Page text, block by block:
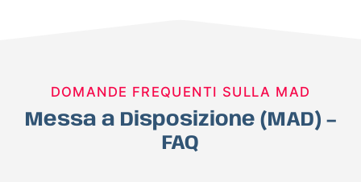
DOMANDE FREQUENTI SULLA MAD
Messa a Disposizione (MAD) –
FAQ